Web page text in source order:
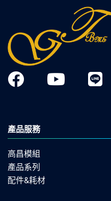
產品服務
高昌模組
產品系列
配件&耗材